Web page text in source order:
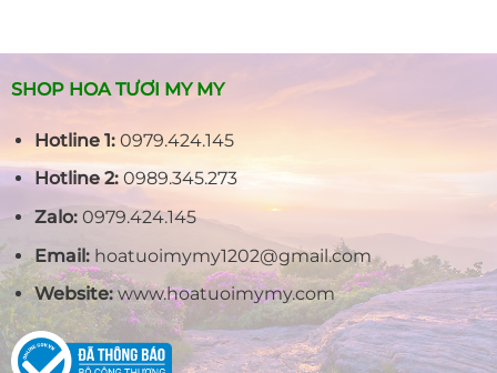
SHOP HOA TƯƠI MY MY
Hotline 1:0979.424.145
Hotline 2:0989.345.273
Zalo:0979.424.145
Email:hoatuoimymy1202@gmail.com
Website:www.hoatuoimymy.com